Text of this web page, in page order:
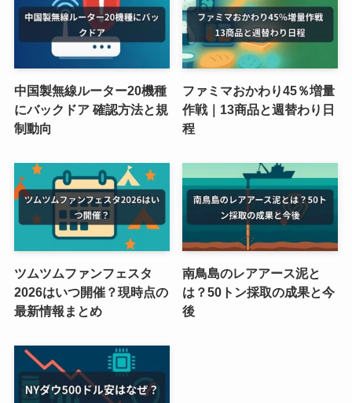
中国製無線ルーター20機種
にバックドア 確認方法と規
制動向
ファミマおかわり45％増量
作戦｜13商品と週替わり日
程
ツムツムファンフェスタ
2026はいつ開催？現時点の
最新情報まとめ
南鳥島のレアアース泥と
は？50トン採取の成果と今
後